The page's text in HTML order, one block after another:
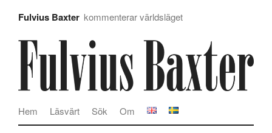
Fulvius Baxter kommenterar världsläget
Om
Sök
Läsvärt
Hem